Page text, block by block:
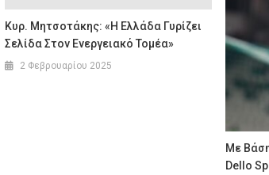
Κυρ. Μητσοτάκης: «Η Ελλάδα Γυρίζει
Σελίδα Στον Ενεργειακό Τομέα»
2 Φεβρουαρίου 2025
Με
Dellο